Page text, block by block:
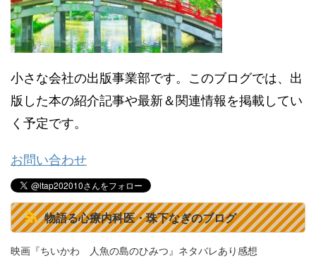
小さな会社の出版事業部です。このブログでは、出
版した本の紹介記事や最新＆関連情報を掲載してい
く予定です。
お問い合わせ
物語る心療内科医・珠下なぎのブログ
映画『ちいかわ 人魚の島のひみつ』ネタバレあり感想